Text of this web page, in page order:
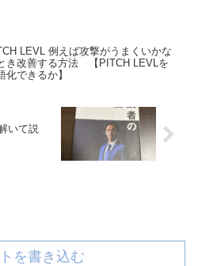
LEVL 例えば攻撃がうまくいかな
き改善する方法 【PITCH LEVLを
化できるか】
いて説
を書き込む